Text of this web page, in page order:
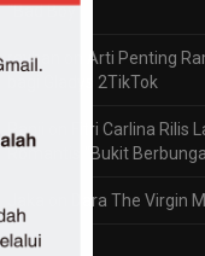
“Bad Boy”
reyhan
Arti Penting
bagi Gladys 2TikTok
Panji
Fitri Carlina Rilis
Romantis “Bukit
Dara The Virgin